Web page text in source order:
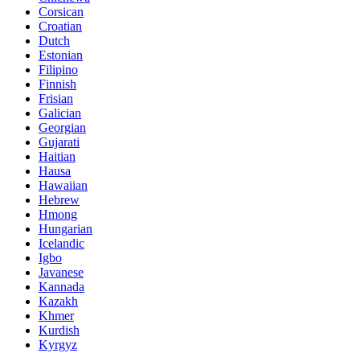
Corsican
Croatian
Dutch
Estonian
Filipino
Finnish
Frisian
Galician
Georgian
Gujarati
Haitian
Hausa
Hawaiian
Hebrew
Hmong
Hungarian
Icelandic
Igbo
Javanese
Kannada
Kazakh
Khmer
Kurdish
Kyrgyz